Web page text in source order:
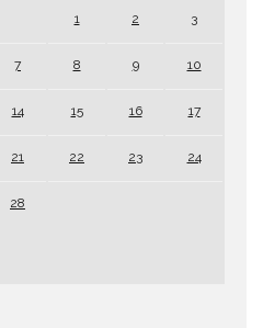
1 2 3
7 8 9 10
14 15 16 17
21 22 23 24
28